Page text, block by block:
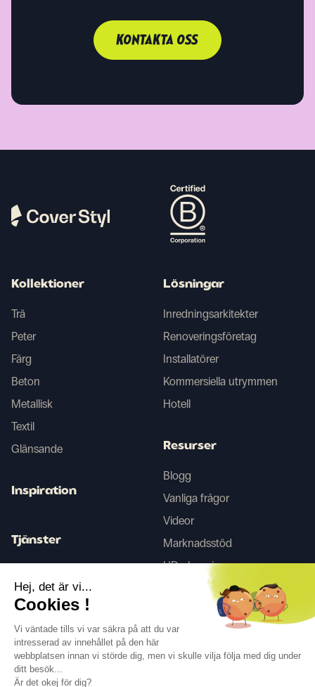
KONTAKTA OSS
Följ oss
Kollektioner
Trä
Peter
Färg
Beton
Metallisk
Textil
Glänsande
Inspiration
Tjänster
Lösningar
Inredningsarkitekter
Renoveringsföretag
Installatörer
Kommersiella utrymmen
Hotell
Resurser
Blogg
Vanliga frågor
Videor
Marknadsstöd
HD-skanning
Hej, det är vi...
Cookies !
Vi väntade tills vi var säkra på att du var
intresserad av innehållet på den här
webbplatsen innan vi störde dig, men vi skulle vilja följa med dig under
ditt besök...
Är det okej för dig?